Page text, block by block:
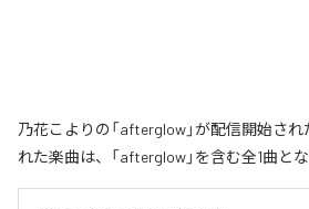
乃花こよりの「afterglow」が配信開始さ
れた楽曲は、「afterglow」を含む全1曲とな